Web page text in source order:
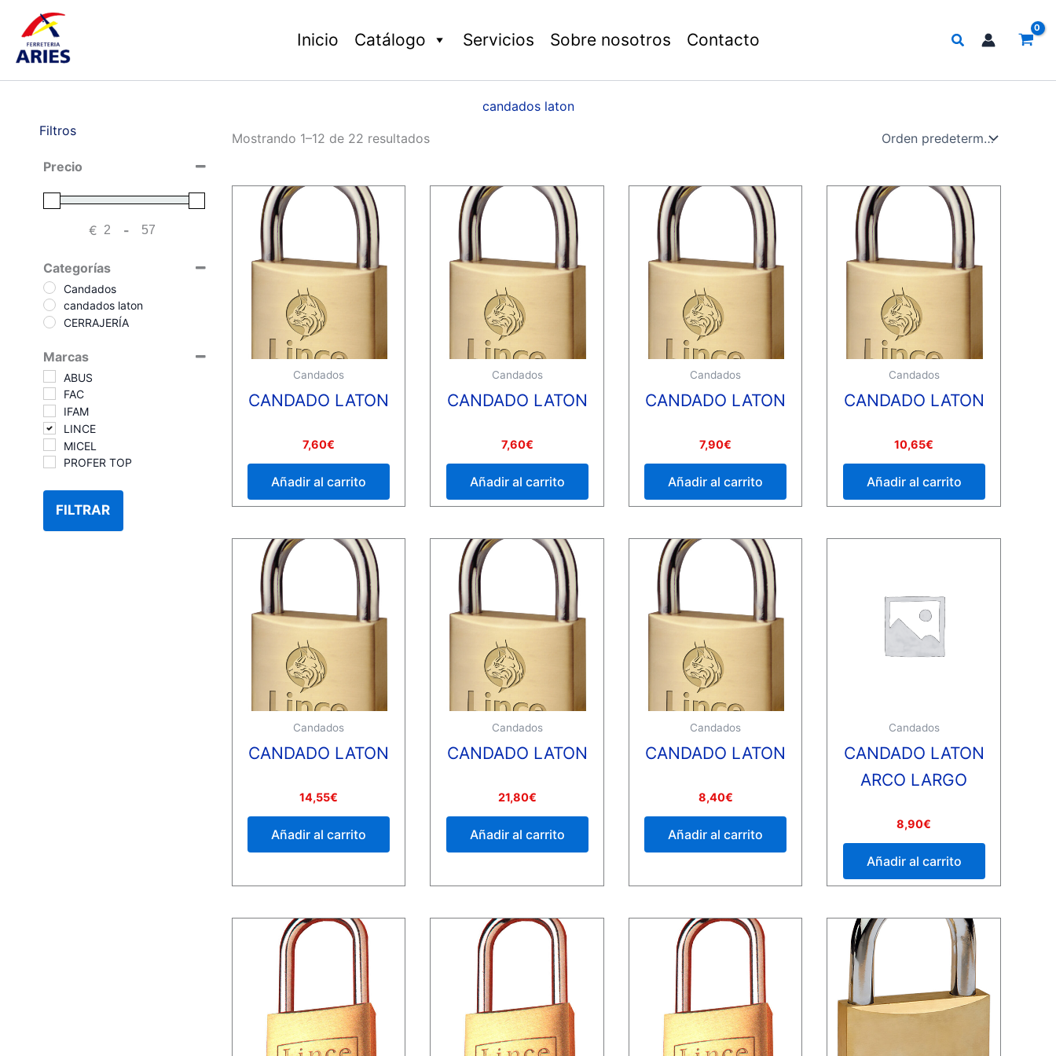
contenido
Inicio Catálogo Servicios Sobre nosotros Contacto Buscar
candados laton
Filtros
Precio
€ Minimum Price
-Maximum Price
Categorías
Candados
candados laton
CERRAJERÍA
Marcas
ABUS
FAC
IFAM
LINCE
MICEL
PROFER TOP
FILTRAR
Mostrando 1–12 de 22 resultados
Candados
CANDADO LATON
0
7,60€
Añadir al carrito
Candados
CANDADO LATON
0
7,60€
Añadir al carrito
Candados
CANDADO LATON
0
7,90€
Añadir al carrito
Candados
CANDADO LATON
Valorado
0
10,65€
Añadir al carrito
Candados
CANDADO LATON
0
14,55€
Añadir al carrito
Candados
CANDADO LATON
0
21,80€
Añadir al carrito
Candados
CANDADO LATON
0
8,40€
Añadir al carrito
Candados
CANDADO LATON
ARCO LARGO
0
8,90€
Añadir al carrito